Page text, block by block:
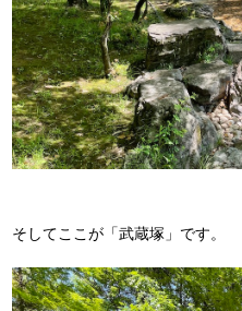
そしてここが「武蔵塚」です。